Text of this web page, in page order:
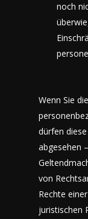
noch
Wenn Sie
dürfen
abgesehen
von
Rechte
juristischen